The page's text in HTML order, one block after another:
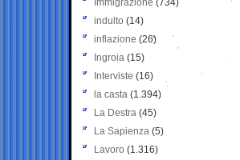
Immigrazione (734)
indulto (14)
inflazione (26)
Ingroia (15)
Interviste (16)
la casta (1.394)
La Destra (45)
La Sapienza (5)
Lavoro (1.316)